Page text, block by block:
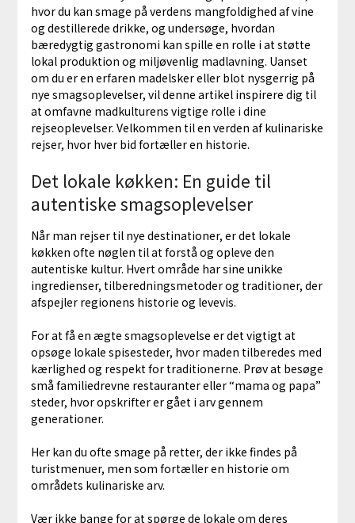
hvor du kan smage på verdens mangfoldighed af vine
og destillerede drikke, og undersøge, hvordan
bæredygtig gastronomi kan spille en rolle i at støtte
lokal produktion og miljøvenlig madlavning. Uanset
om du er en erfaren madelsker eller blot nysgerrig på
nye smagsoplevelser, vil denne artikel inspirere dig til
at omfavne madkulturens vigtige rolle i dine
rejseoplevelser. Velkommen til en verden af kulinariske
rejser, hvor hver bid fortæller en historie.
Det lokale køkken: En guide til
autentiske smagsoplevelser
Når man rejser til nye destinationer, er det lokale
køkken ofte nøglen til at forstå og opleve den
autentiske kultur. Hvert område har sine unikke
ingredienser, tilberedningsmetoder og traditioner, der
afspejler regionens historie og levevis.
For at få en ægte smagsoplevelse er det vigtigt at
opsøge lokale spisesteder, hvor maden tilberedes med
kærlighed og respekt for traditionerne. Prøv at besøge
små familiedrevne restauranter eller “mama og papa”
steder, hvor opskrifter er gået i arv gennem
generationer.
Her kan du ofte smage på retter, der ikke findes på
turistmenuer, men som fortæller en historie om
områdets kulinariske arv.
Vær ikke bange for at spørge de lokale om deres